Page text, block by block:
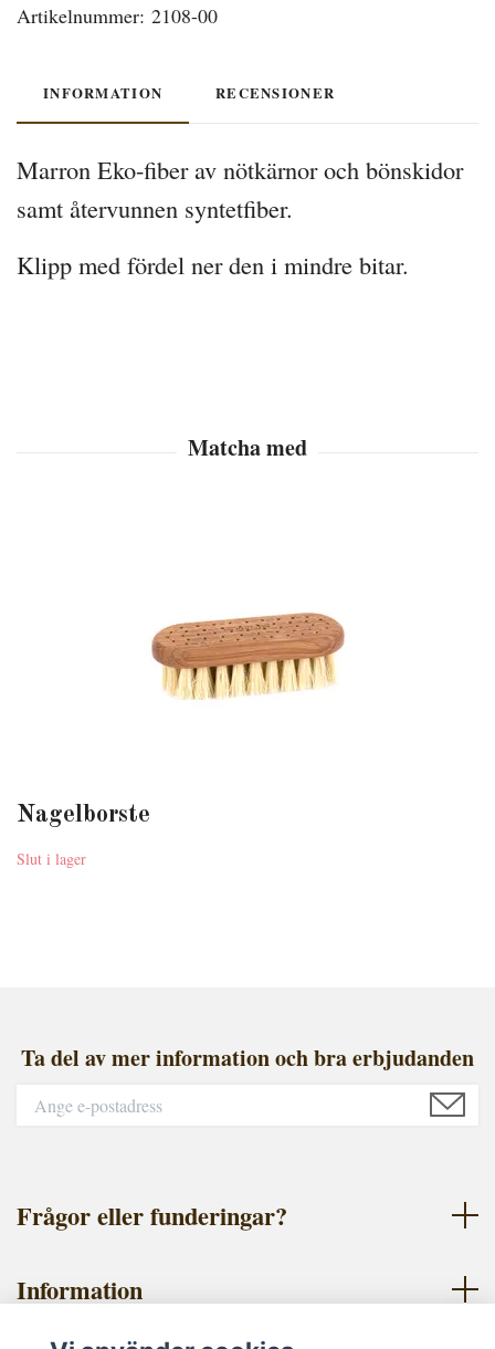
Artikelnummer: 2108-00
INFORMATION RECENSIONER
Marron Eko-fiber av nötkärnor och bönskidor
samt återvunnen syntetfiber.
Klipp med fördel ner den i mindre bitar.
Nagelborste
Slut i lager
Ta del av mer information och bra erbjudanden
Frågor eller funderingar?
Information